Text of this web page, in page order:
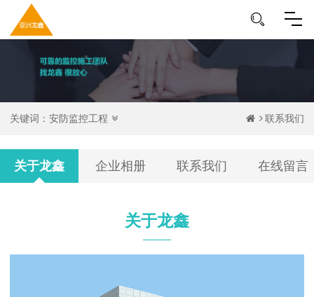
关键词： 安防监控工程 联系我们
关于龙鑫 企业相册 联系我们 在线留言
关于龙鑫